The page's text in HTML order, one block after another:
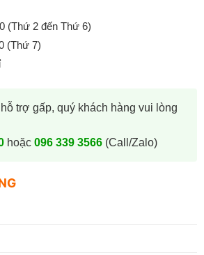
(Thứ 2 đến Thứ 6)
(Thứ 7)
trợ gấp, quý khách hàng vui lòng
hoặc 096 339 3566(Call/Zalo)